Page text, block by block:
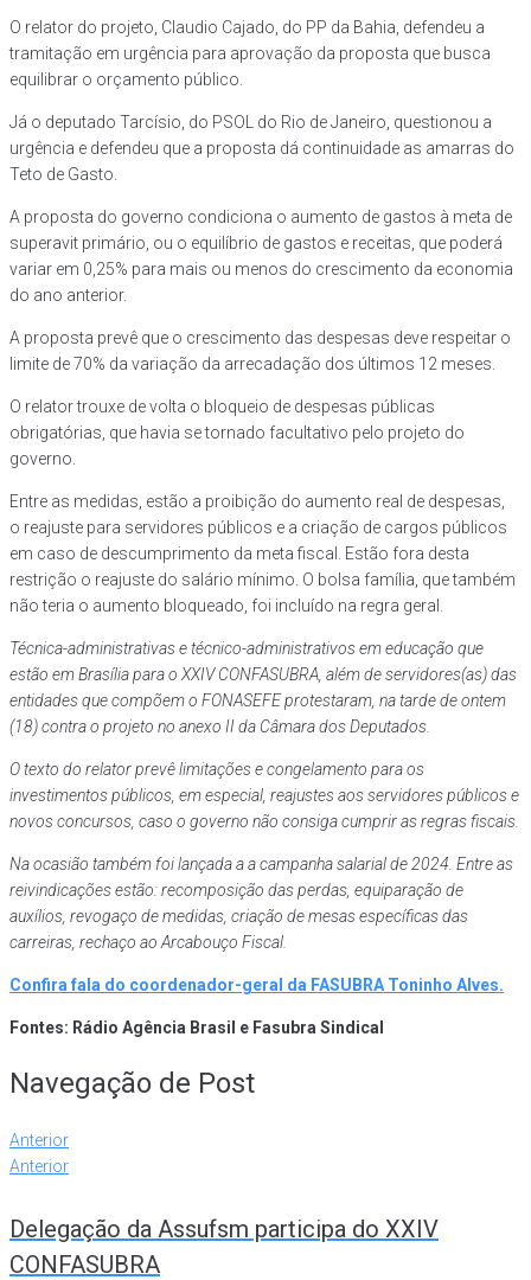
O relator do projeto, Claudio Cajado, do PP da Bahia, defendeu a
tramitação em urgência para aprovação da proposta que busca
equilibrar o orçamento público.
Já o deputado Tarcísio, do PSOL do Rio de Janeiro, questionou a
urgência e defendeu que a proposta dá continuidade as amarras do
Teto de Gasto.
A proposta do governo condiciona o aumento de gastos à meta de
superavit primário, ou o equilíbrio de gastos e receitas, que poderá
variar em 0,25% para mais ou menos do crescimento da economia
do ano anterior.
A proposta prevê que o crescimento das despesas deve respeitar o
limite de 70% da variação da arrecadação dos últimos 12 meses.
O relator trouxe de volta o bloqueio de despesas públicas
obrigatórias, que havia se tornado facultativo pelo projeto do
governo.
Entre as medidas, estão a proibição do aumento real de despesas,
o reajuste para servidores públicos e a criação de cargos públicos
em caso de descumprimento da meta fiscal. Estão fora desta
restrição o reajuste do salário mínimo. O bolsa família, que também
não teria o aumento bloqueado, foi incluído na regra geral.
Técnica-administrativas e técnico-administrativos em educação que
estão em Brasília para o XXIV CONFASUBRA, além de servidores(as) das
entidades que compõem o FONASEFE protestaram, na tarde de ontem
(18) contra o projeto no anexo II da Câmara dos Deputados.
O texto do relator prevê limitações e congelamento para os
investimentos públicos, em especial, reajustes aos servidores públicos e
novos concursos, caso o governo não consiga cumprir as regras fiscais.
Na ocasião também foi lançada a a campanha salarial de 2024. Entre as
reivindicações estão: recomposição das perdas, equiparação de
auxílios, revogaço de medidas, criação de mesas específicas das
carreiras, rechaço ao Arcabouço Fiscal.
Confira fala do coordenador-geral da FASUBRA Toninho Alves.
Fontes: Rádio Agência Brasil e Fasubra Sindical
Navegação de Post
Anterior
Anterior
Delegação da Assufsm participa do XXIV
CONFASUBRA